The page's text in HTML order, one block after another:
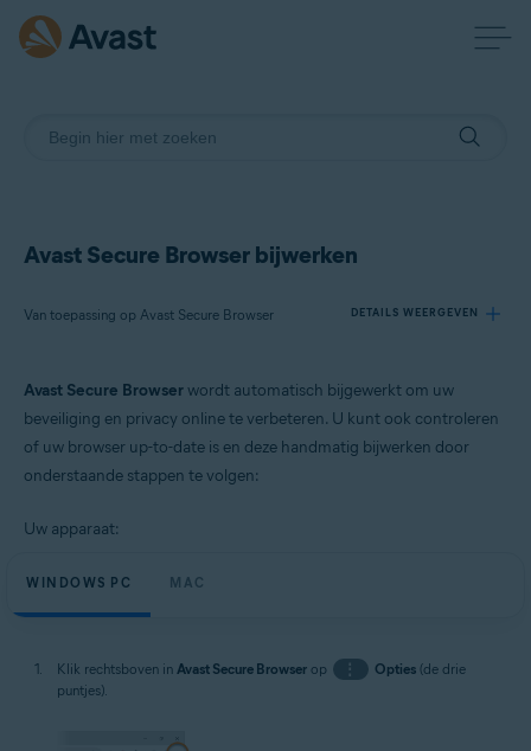
Avast Secure Browser bijwerken
Van toepassing op Avast Secure Browser DETAILS WEERGEVEN
Besturingssystemen:
Avast Secure Browserwordt automatisch bijgewerkt om uw
beveiliging en privacy online te verbeteren. U kunt ook controleren
of uw browser up-to-date is en deze handmatig bijwerken door
onderstaande stappen te volgen:
Uw apparaat:
WINDOWS PC MAC
Klik rechtsboven in Avast Secure Browser op ⋮ Opties(de drie
puntjes).